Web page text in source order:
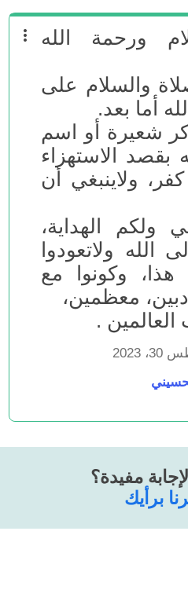
ورحمة الله
والسلام على
أما بعد.
شعيرة أو اسم
بقصد الاستهزاء
ولاينبغي أن
ولكم الهداية،
الله ولاتعودوا
هذا، وكونوا مع
معظمين،
.
2023
مفيدة؟
برأيك